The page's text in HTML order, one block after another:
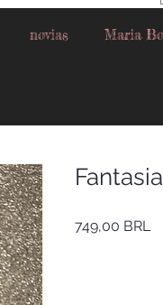
novias Maria
749,00 BRL